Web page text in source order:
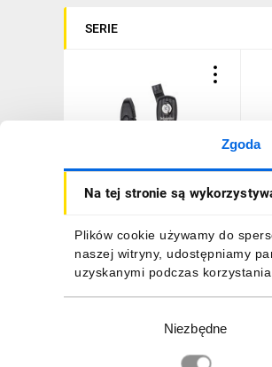
Zgoda
Na tej stronie są
Plików cookie używamy do
naszej witryny, udostępniamy
uzyskanymi podczas
Niezbędne
SERIE
Zamek zapasowy do
obudów NSYS3D
33,44 złbrutto